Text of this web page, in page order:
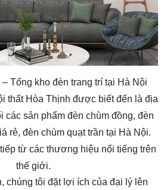
Tổng kho đèn trang trí tại Hà Nội
thất Hòa Thịnh được biết đến là địa
các sản phẩm đèn chùm đồng, đèn
rẻ, đèn chùm quạt trần tại Hà Nội.
từ các thương hiệu nổi tiếng trên
thế giới.
chúng tôi đặt lợi ích của đại lý lên